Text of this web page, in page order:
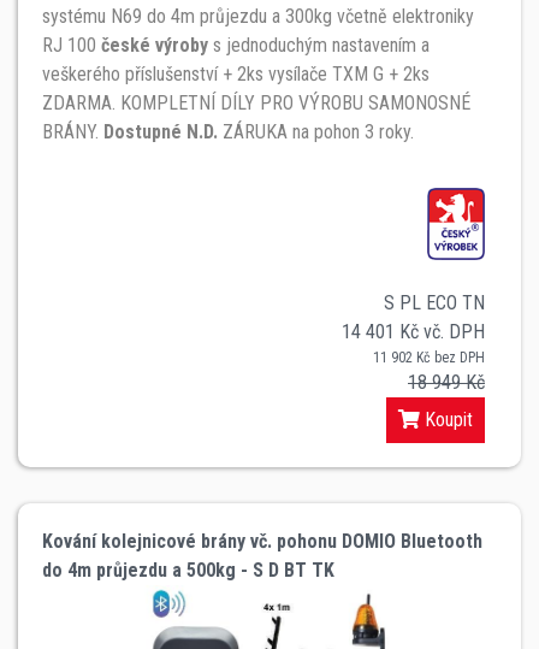
systému N69 do 4m průjezdu a 300kg včetně elektroniky
RJ 100 české výroby s jednoduchým nastavením a
veškerého příslušenství + 2ks vysílače TXM G + 2ks
ZDARMA. KOMPLETNÍ DÍLY PRO VÝROBU SAMONOSNÉ
BRÁNY. Dostupné N.D. ZÁRUKA na pohon 3 roky.
S PL ECO TN
14 401 Kč vč. DPH
11 902 Kč bez DPH
18 949 Kč
Koupit
Kování kolejnicové brány vč. pohonu DOMIO Bluetooth
do 4m průjezdu a 500kg - S D BT TK